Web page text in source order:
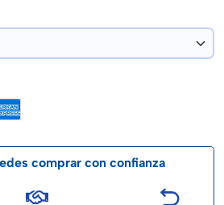
comprar con confianza